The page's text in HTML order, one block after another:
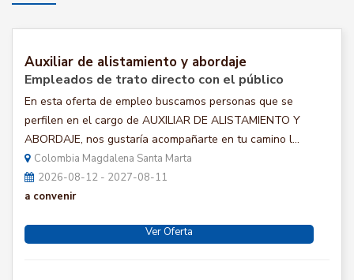
Auxiliar de alistamiento y abordaje
Empleados de trato directo con el público
En esta oferta de empleo buscamos personas que se
perfilen en el cargo de AUXILIAR DE ALISTAMIENTO Y
ABORDAJE, nos gustaría acompañarte en tu camino l...
Colombia Magdalena Santa Marta
2026-08-12 - 2027-08-11
a convenir
Ver Oferta